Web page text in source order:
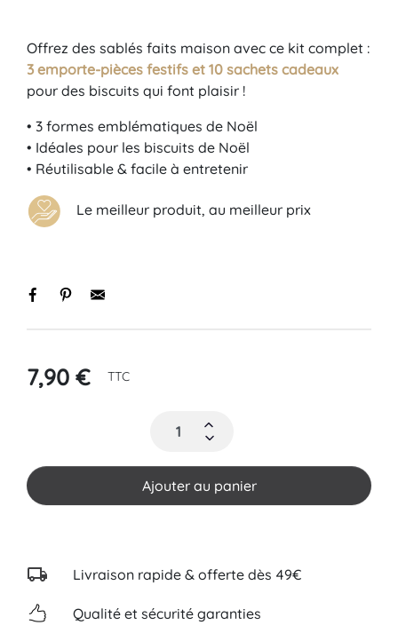
Offrez des sablés faits maison avec ce kit complet :
3 emporte-pièces festifs et 10 sachets cadeaux
pour des biscuits qui font plaisir !
• 3 formes emblématiques de Noël
• Idéales pour les biscuits de Noël
• Réutilisable & facile à entretenir
Le meilleur produit, au meilleur prix
7,90 € TTC
Ajouter au panier
Livraison rapide & offerte dès 49€
Qualité et sécurité garanties